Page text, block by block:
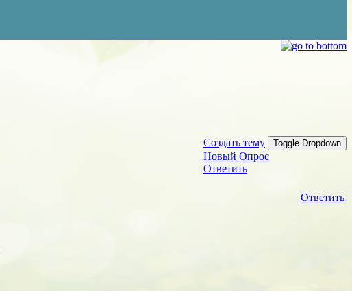
Создать тему Toggle Dropdown
Новый Опрос
Ответить
Ответить